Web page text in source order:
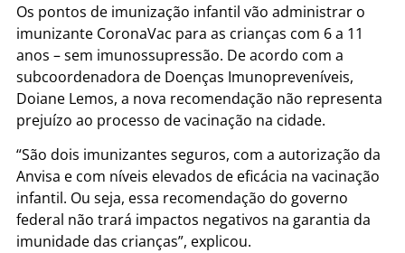
Os pontos de imunização infantil vão administrar o
imunizante CoronaVac para as crianças com 6 a 11
anos – sem imunossupressão. De acordo com a
subcoordenadora de Doenças Imunopreveníveis,
Doiane Lemos, a nova recomendação não representa
prejuízo ao processo de vacinação na cidade.
“São dois imunizantes seguros, com a autorização da
Anvisa e com níveis elevados de eficácia na vacinação
infantil. Ou seja, essa recomendação do governo
federal não trará impactos negativos na garantia da
imunidade das crianças”, explicou.